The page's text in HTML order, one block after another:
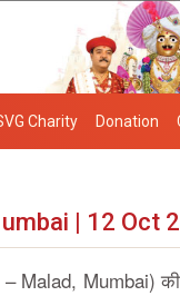
Charity Donation
| 12 Oct
Mumbai) की